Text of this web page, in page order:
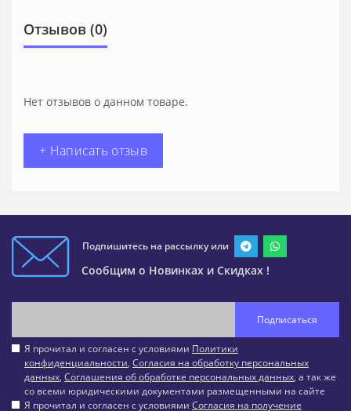
Отзывов (0)
Нет отзывов о данном товаре.
+ Написать отзыв
Подпишитесь на рассылку или
Сообщим о Новинках и Скидках !
Подписаться
Я прочитал и согласен с условиями Политики
конфиденциальности, Согласия на обработку персональных
данных, Соглашения об обработке персональных данных, а так же
со всеми юридическими документами размещенными на сайте
Я прочитал и согласен с условиями Согласия на получение